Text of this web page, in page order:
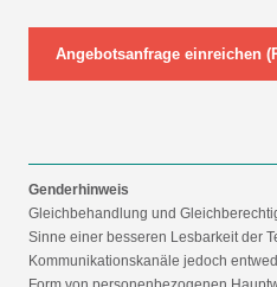
Angebotsanfrage einreichen
Genderhinweis
Gleichbehandlung und
Sinne einer besseren Lesbarkeit der
Kommunikationskanäle jedoch